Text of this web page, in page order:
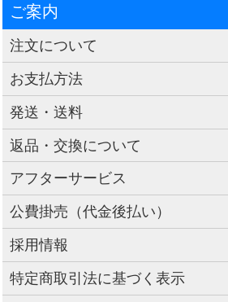
ご案内
注文について
お支払方法
発送・送料
返品・交換について
アフターサービス
公費掛売（代金後払い）
採用情報
特定商取引法に基づく表示